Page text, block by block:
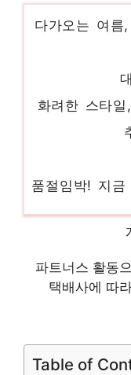
화려한 스타
품절임박! 지
파트너스 활동
택배사에 따
Table of